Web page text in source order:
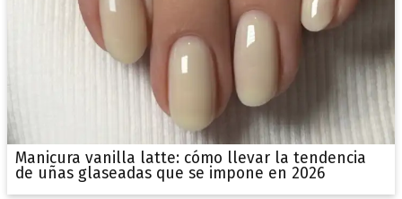
Manicura vanilla latte: cómo llevar la tendencia
de uñas glaseadas que se impone en 2026